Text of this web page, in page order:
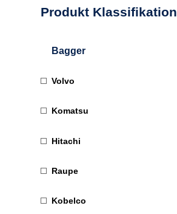
Produkt Klassifikation
Bagger
Volvo
Komatsu
Hitachi
Raupe
Kobelco